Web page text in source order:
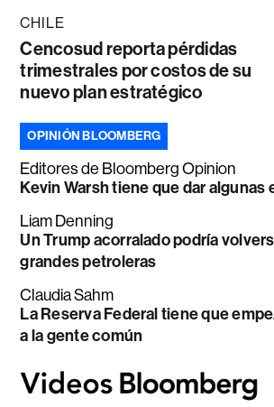
CHILE
Cencosud reporta pérdidas
trimestrales por costos de su
nuevo plan estratégico
OPINIÓN BLOOMBERG
Editores de Bloomberg Opinion
Kevin Warsh tiene que dar
Liam Denning
Un Trump acorralado podría
grandes petroleras
Claudia Sahm
La Reserva Federal tiene que
a la gente común